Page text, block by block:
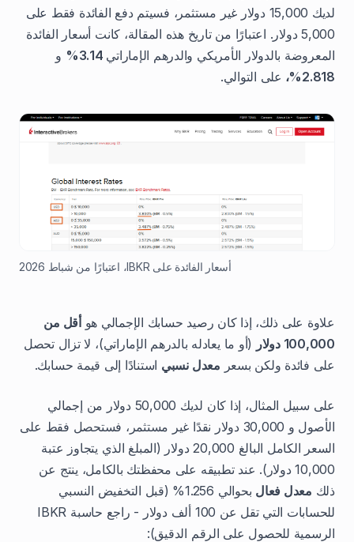
لديك 15,000 دولار غير مستثمر، فسيتم دفع الفائدة فقط على
5,000 دولار. اعتبارًا من تاريخ هذه المقالة، كانت أسعار الفائدة
المعروضة بالدولار الأمريكي والدرهم الإماراتي3.14%
و
2.818%،
على التوالي.
أسعار الفائدة على IBKR، اعتبارًا من شباط 2026
علاوة على ذلك، إذا كان رصيد حسابك الإجمالي هوأقل من
100,000 دولار
(أو ما يعادله بالدرهم الإماراتي)، لا تزال تحصل
على فائدة ولكن بسعر معدل نسبي استنادًا إلى قيمة حسابك.
على سبيل المثال، إذا كان لديك 50,000 دولار من إجمالي
الأصول و 30,000 دولار نقدًا غير مستثمر، فستحصل فقط على
السعر الكامل البالغ 20,000 دولار (المبلغ الذي يتجاوز عتبة
10,000 دولار). عند تطبيقه على محفظتك بالكامل، ينتج عن
ذلك معدل فعال
بحوالي 1.256% (قبل التخفيض النسبي
للحسابات التي تقل عن 100 ألف دولار - راجع حاسبة IBKR
الرسمية للحصول على الرقم الدقيق):